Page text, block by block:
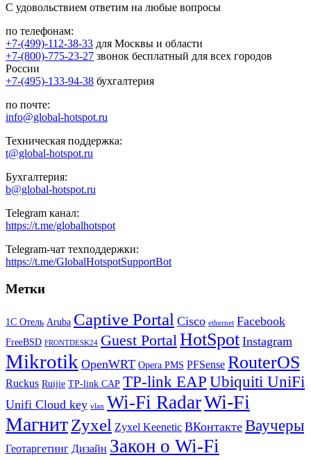
С удовольствием ответим на любые вопросы
по телефонам:
+7-(499)-112-38-33 для Москвы и области
+7-(800)-775-23-27 звонок бесплатный для всех городов
России
+7-(495)-133-94-38 бухгалтерия
по почте:
info@global-hotspot.ru
Техническая поддержка:
t@global-hotspot.ru
Бухгалтерия:
b@global-hotspot.ru
Telegram канал:
https://t.me/globalhotspot
Telegram-чат техподдержки:
https://t.me/GlobalHotspotSupportBot
Метки
1С Отель Aruba Captive Portal Cisco ethernet Facebook
FreeBSD FRONTDESK24 Guest Portal HotSpot Instagram
Mikrotik OpenWRT Opera PMS PFSense RouterOS
Ruckus Ruijie TP-link CAP TP-link EAP Ubiquiti UniFi
Unifi Cloud key vlan Wi-Fi RadarWi-Fi
МагнитZyxel Zyxel Keenetic ВКонтакте Ваучеры
Геотаргетинг Дизайн Закон о Wi-Fi